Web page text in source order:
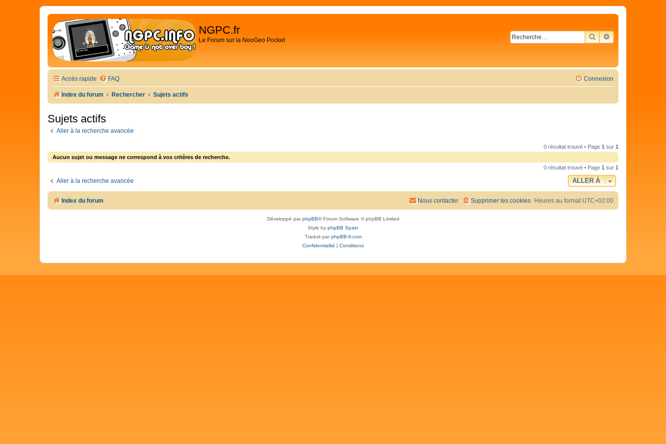
NGPC.fr
Le Forum sur la NeoGeo Pocket RECHERCHER
RECHERCHE
Accès rapide FAQ Connexion
Index du forum Rechercher Sujets actifs
Sujets actifs
Aller à la recherche avancée
0 résultat trouvé • Page 1 sur 1
Aucun sujet ou message ne correspond à vos critères de recherche.
0 résultat trouvé • Page 1 sur 1
Aller à la recherche avancée ALLER À
Index du forum Heures au format UTC+02:00
Supprimer les cookies
Nous contacter
Développé parphpBB® Forum Software © phpBB Limited
Style by phpBB Spain
Traduit parphpBB-fr.com
Confidentialité | Conditions